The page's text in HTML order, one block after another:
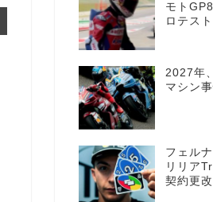
モト
ロテスト
2027年
マシン
フェル
リリア
契約更改